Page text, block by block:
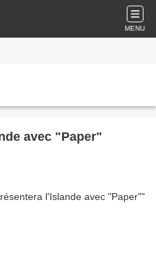
MENU
avec "Paper"